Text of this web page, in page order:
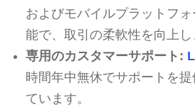
およびモバイルプラットフ
能で、取引の柔軟性を向上し
専用のカスタマーサポート:
時間年中無休でサポートを
ています。